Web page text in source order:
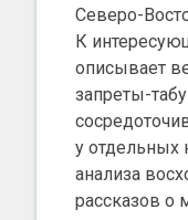
Северо-
К
описывает
запреты-
у отдельных
анализа
рассказов